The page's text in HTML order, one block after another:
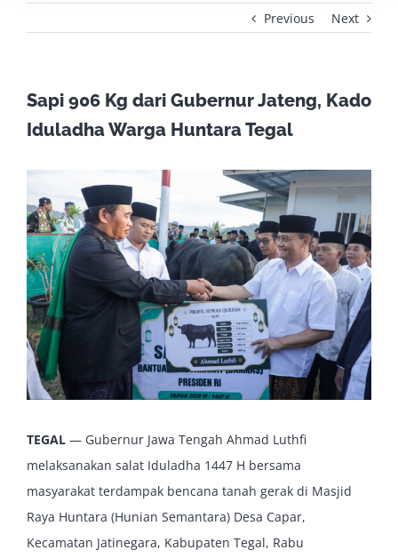
Previous Next
Sapi 906 Kg dari Gubernur Jateng, Kado
Iduladha Warga Huntara Tegal
Larger
Image
TEGAL — Gubernur Jawa Tengah Ahmad Luthfi
melaksanakan salat Iduladha 1447 H bersama
masyarakat terdampak bencana tanah gerak di Masjid
Raya Huntara (Hunian Semantara) Desa Capar,
Kecamatan Jatinegara, Kabupaten Tegal, Rabu